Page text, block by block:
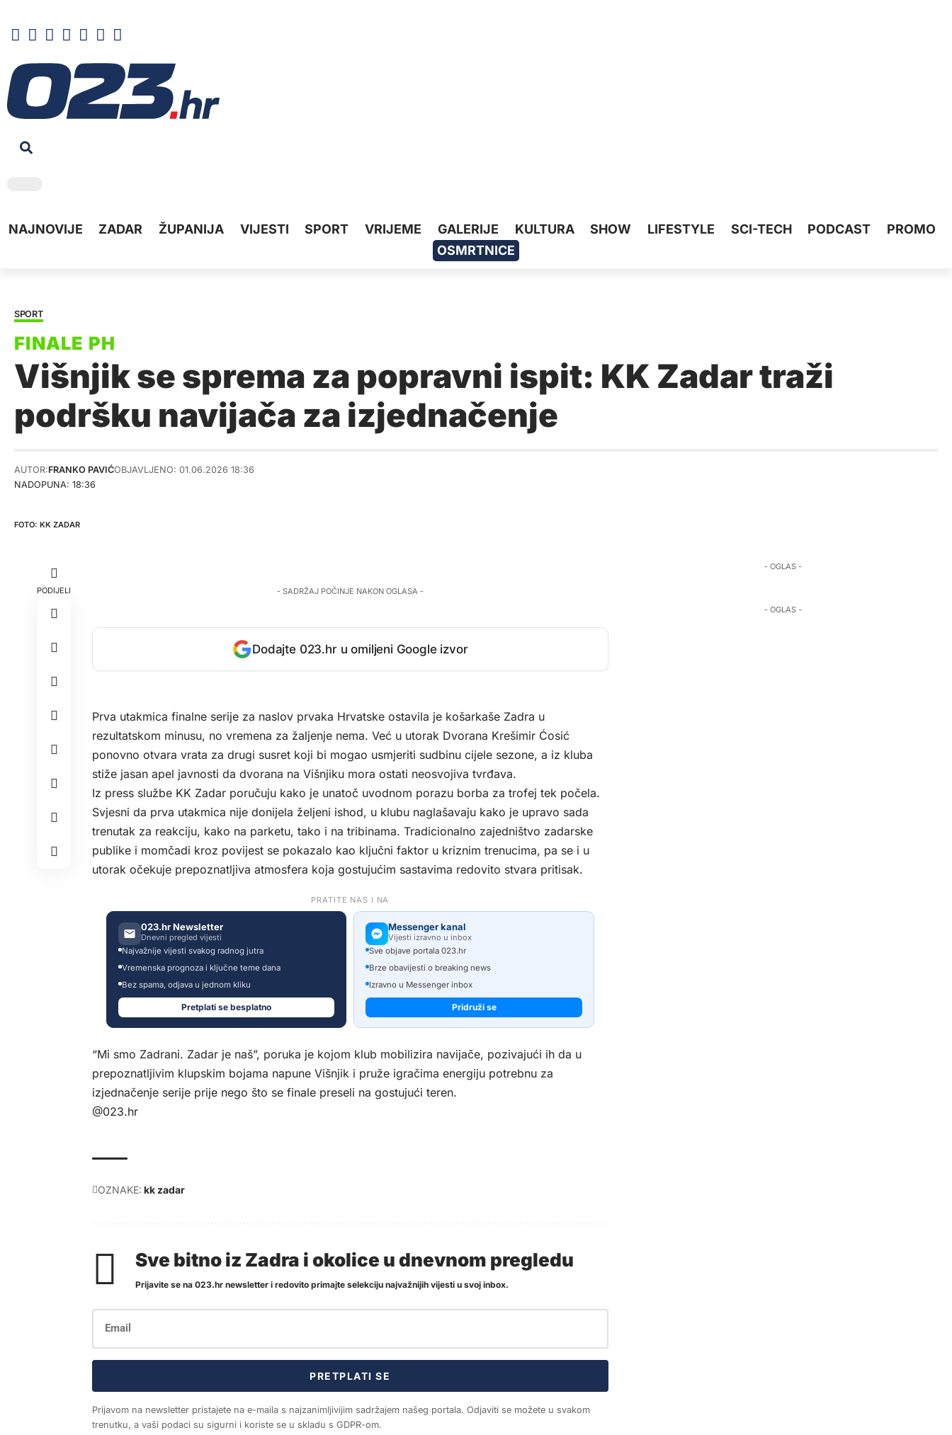
NAJNOVIJE ZADAR ŽUPANIJA VIJESTI SPORT VRIJEME GALERIJE KULTURA SHOW LIFESTYLE SCI-TECH PODCAST
PROMO
OSMRTNICE
SPORT
Višnjik se sprema za popravni ispit: KK Zadar traži
podršku navijača za izjednačenje
NADOPUNA: 18:36
AUTOR:FRANKO PAVIĆOBJAVLJENO: 01.06.2026 18:36
KK ZADAR
PODIJELI - SADRŽAJ POČINJE NAKON OGLASA -
Dodajte 023.hr u omiljeni Google izvor
Prva utakmica finalne serije za naslov prvaka Hrvatske ostavila je košarkaše Zadra u
rezultatskom minusu, no vremena za žaljenje nema. Već u utorak Dvorana Krešimir Ćosić
ponovno otvara vrata za drugi susret koji bi mogao usmjeriti sudbinu cijele sezone, a iz kluba
stiže jasan apel javnosti da dvorana na Višnjiku mora ostati neosvojiva tvrđava.
Iz press službe KK Zadar poručuju kako je unatoč uvodnom porazu borba za trofej tek počela.
Svjesni da prva utakmica nije donijela željeni ishod, u klubu naglašavaju kako je upravo sada
trenutak za reakciju, kako na parketu, tako i na tribinama. Tradicionalno zajedništvo zadarske
publike i momčadi kroz povijest se pokazalo kao ključni faktor u kriznim trenucima, pa se i u
utorak očekuje prepoznatljiva atmosfera koja gostujućim sastavima redovito stvara pritisak.
PRATITE NAS I NA
023.hr Newsletter
Dnevni pregled vijesti
Najvažnije vijesti svakog radnog jutra
Vremenska prognoza i ključne teme dana
Bez spama, odjava u jednom kliku
Pretplati se besplatno
Messenger kanal
Vijesti izravno u inbox
Sve objave portala 023.hr
Brze obavijesti o breaking news
Izravno u Messenger inbox
Pridruži se
“Mi smo Zadrani. Zadar je naš”, poruka je kojom klub mobilizira navijače, pozivajući ih da u
prepoznatljivim klupskim bojama napune Višnjik i pruže igračima energiju potrebnu za
izjednačenje serije prije nego što se finale preseli na gostujući teren.
@023.hr
OZNAKE: kk zadar
Sve bitno iz Zadra i okolice u dnevnom pregledu
Prijavite se na 023.hr newsletter i redovito primajte selekciju najvažnijih vijesti u svoj inbox.
PRETPLATI SE
Prijavom na newsletter pristajete na e-maila s najzanimljivijim sadržajem našeg portala. Odjaviti se možete u svakom
trenutku, a vaši podaci su sigurni i koriste se u skladu s GDPR-om.
- OGLAS -
- OGLAS -